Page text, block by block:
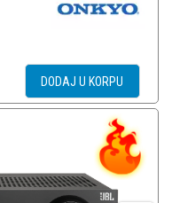
DODAJ U KORPU